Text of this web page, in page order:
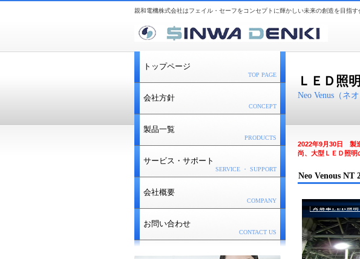
親和電機株式会社はフェイル・セーフをコンセプトに輝かしい未来の創造を目指す
ＬＥＤ照
Neo Venus（ネ
2022年9月30日 製
尚、大型ＬＥＤ照明
Neo Venous NT
トップページ
TOP PAGE
会社方針
CONCEPT
製品一覧
PRODUCTS
サービス・サポート
SERVICE ・ SUPPORT
会社概要
COMPANY
お問い合わせ
CONTACT US